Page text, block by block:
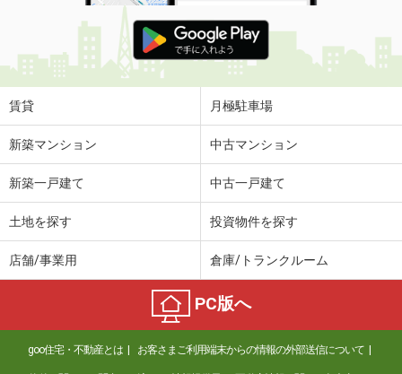
賃貸 月極駐車場
新築マンション 中古マンション
新築一戸建て 中古一戸建て
土地を探す 投資物件を探す
店舗/事業用 倉庫/トランクルーム
PC版へ
goo住宅・不動産とは お客さまご利用端末からの情報の外部送信について